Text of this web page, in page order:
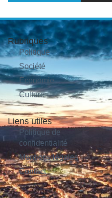
Rubriques
Politique
Société
Économie
Culture
Liens utiles
Politique de
confidentialité
Mentions légales
Contact